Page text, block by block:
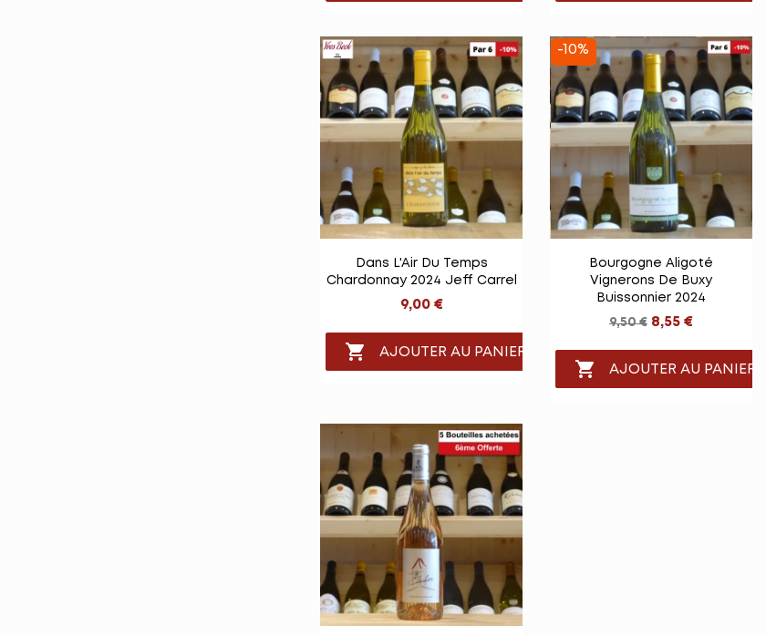
 Vue rapide
Dans L'Air Du Temps
Chardonnay 2024 Jeff Carrel
9,00 €
 AJOUTER AU PANIER
Vue rapide
Bourgogne Aligoté
Vignerons De Buxy
Buissonnier 2024
9,50 € 8,55 €
 AJOUTER AU PANIER
-10%